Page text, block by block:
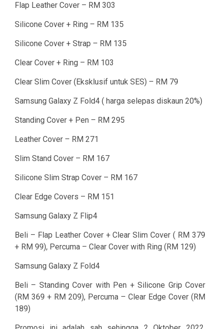
Flap Leather Cover – RM 303
Silicone Cover + Ring – RM 135
Silicone Cover + Strap – RM 135
Clear Cover + Ring – RM 103
Clear Slim Cover (Eksklusif untuk SES) – RM 79
Samsung Galaxy Z Fold4 ( harga selepas diskaun 20%)
Standing Cover + Pen – RM 295
Leather Cover – RM 271
Slim Stand Cover – RM 167
Silicone Slim Strap Cover – RM 167
Clear Edge Covers – RM 151
Samsung Galaxy Z Flip4
Beli – Flap Leather Cover + Clear Slim Cover ( RM 379
+ RM 99), Percuma – Clear Cover with Ring (RM 129)
Samsung Galaxy Z Fold4
Beli – Standing Cover with Pen + Silicone Grip Cover
(RM 369 + RM 209), Percuma – Clear Edge Cover (RM
189)